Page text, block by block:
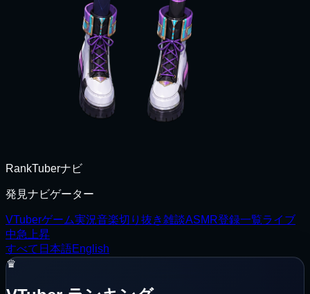
RankTuberナビ
発見ナビゲーター
VTuberゲーム実況音楽切り抜き雑談ASMR登録一覧ライブ
中急上昇
すべて 日本語English
♛